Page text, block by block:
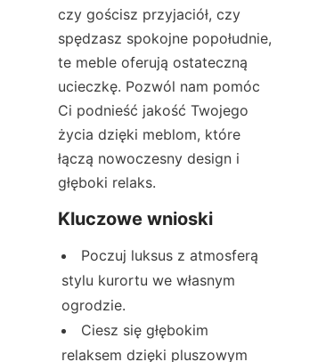
czy gościsz przyjaciół, czy
spędzasz spokojne popołudnie,
te meble oferują ostateczną
ucieczkę. Pozwól nam pomóc
Ci podnieść jakość Twojego
życia dzięki meblom, które
łączą nowoczesny design i
głęboki relaks.
Kluczowe wnioski
Poczuj luksus z atmosferą
stylu kurortu we własnym
ogrodzie.
Ciesz się głębokim
relaksem dzięki pluszowym